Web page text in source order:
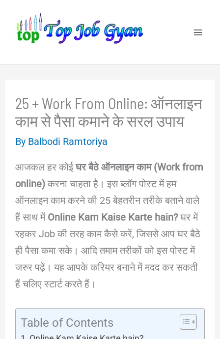
content
25 + Work From Online: ऑनलाइन
काम से पैसा कमाने के सरल उपाय
By Balbodi Ramtoriya
आजकल हर कोईघर बैठे ऑनलाइन काम (Work from
online)करना चाहता है। इस ब्लॉग पोस्ट में हम
ऑनलाइन काम करने की 25 बेहतरीन तरीके बताने वाले
हैं साथ में Online Kam Kaise Karte hain?घर में
रहकर Job की तरह काम कैसे करें, जिससे आप घर बैठे
ही पैसा कमा सके। आदि तमाम तरीकों को इस पोस्ट में
जरुर पढ़ें। यह आपके करियर बनाने में मदद कर सकती
हैं चलिए स्टार्ट करते हैं।
Table of Contents